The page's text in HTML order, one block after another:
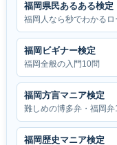
福岡県民あるある検定
福岡人なら秒でわかる
福岡ビギナー検定
福岡全般の入門10問
福岡方言マニア検定
難しめの博多弁・福岡弁
福岡歴史マニア検定